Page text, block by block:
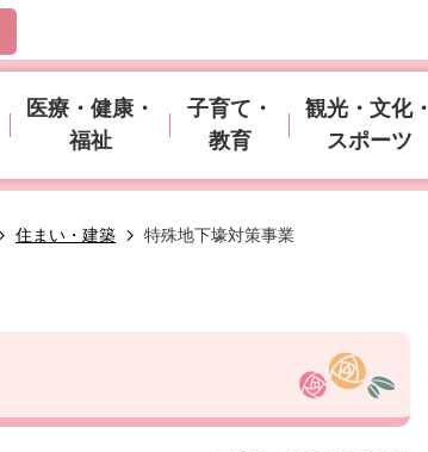
医療・健康・
福祉
子育て・
教育
観光・文化・
スポーツ
住まい・建築 特殊地下壕対策事業